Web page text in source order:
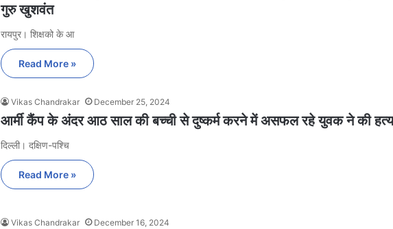
गुरु खुशवंत
रायपुर। शिक्षको के आ
Read More »
Vikas Chandrakar December 25, 2024
आर्मी कैंप के अंदर आठ साल की बच्ची से दुष्कर्म करने में असफल रहे युवक ने की
दिल्ली। दक्षिण-पश्चि
Read More »
Vikas Chandrakar December 16, 2024